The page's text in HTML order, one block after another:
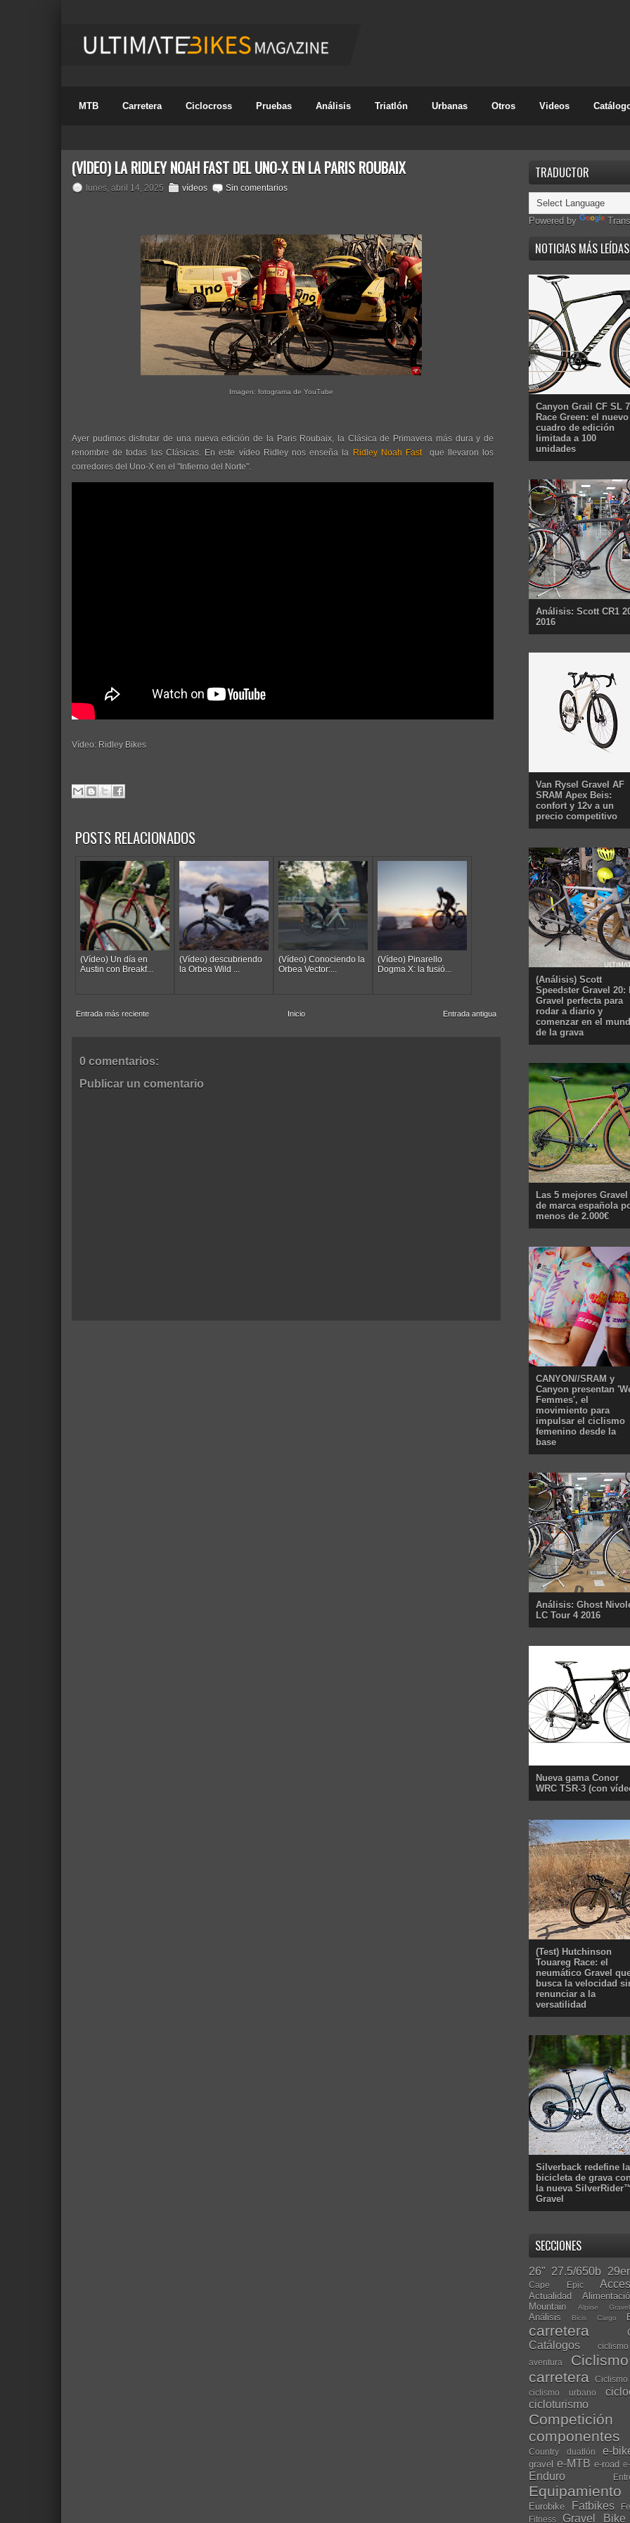
MTB Carretera Ciclocross Pruebas Análisis Triatlón Urbanas Otros Videos
(VÍDEO) LA RIDLEY NOAH FAST DEL UNO-X EN LA PARIS ROUBAIX
lunes, abril 14, 2025 vídeos Sin comentarios
Imagen: fotograma de YouTube
Ayer pudimos disfrutar de una nueva edición de la Paris Roubaix, la Clásica de Primavera más dura y de
renombre de todas las Clásicas. En este vídeo Ridley nos enseña la Ridley Noah Fastque llevaron los
corredores del Uno-X en el "Infierno del Norte".
Vídeo: Ridley Bikes
POSTS RELACIONADOS
(Vídeo) Un día en
Austin con Breakf...
(Vídeo) descubriendo
la Orbea Wild ...
(Vídeo) Conociendo la
Orbea Vector:...
(Vídeo) Pinarello
Dogma X: la fusió...
Entrada más reciente Entrada antigua
Inicio
0 comentarios:
Publicar un comentario
TRADUCTOR
Powered by
NOTICIAS MÁS LEÍDAS
Canyon Grail CF SL 7
Race Green: el nuevo
cuadro de edición
limitada a 100
unidades
Análisis: Scott CR1
2016
Van Rysel Gravel AF
SRAM Apex Beis:
confort y 12v a un
precio competitivo
(Análisis) Scott
Speedster Gravel 20:
Gravel perfecta para
rodar a diario y
comenzar en el
de la grava
Las 5 mejores Gravel
de marca española
menos de 2.000€
CANYON//SRAM y
Canyon presentan
Femmes', el
movimiento para
impulsar el ciclismo
femenino desde la
base
Análisis: Ghost
LC Tour 4 2016
Nueva gama Conor
WRC TSR-3 (con
(Test) Hutchinson
Touareg Race: el
neumático Gravel
busca la velocidad
renunciar a la
versatilidad
Silverback redefine la
bicicleta de grava
la nueva
Gravel
SECCIONES
26" 27.5/650b 29er
Cape Epic
Actualidad
Mountain
Alpine
Análisis Bicis Cargo
carretera
Catálogos
aventura
carretera
Ciclismo
ciclismo urbano
cicloturismo
Competición
componentes
Country duatlón e-
gravel e-MTB e-road
Enduro
Equipamiento
Eurobike Fatbikes
Fitness
Gravel Bike